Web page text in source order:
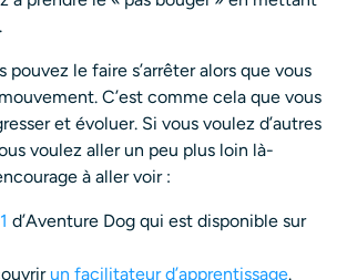
pouvez le faire s’arrêter alors que vous
C’est comme cela que vous
et évoluer. Si vous voulez d’autres
voulez aller un peu plus loin là-
à aller voir :
d’Aventure Dog qui est disponible sur
un facilitateur d’apprentissage.